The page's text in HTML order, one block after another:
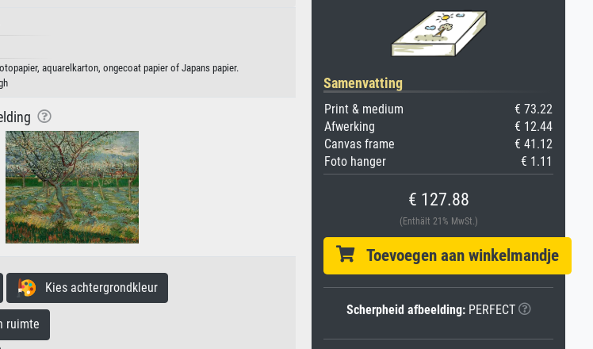
aquarelkarton, ongecoat papier of Japans papier.
Kies achtergrondkleur
ruimte
Samenvatting
Print & medium
€ 73.22
Afwerking
€ 12.44
Canvas frame
€ 41.12
Foto hanger
€ 1.11
€ 127.88
(Enthält 21% MwSt.)
Toevoegen aan winkelmandje
Scherpheid afbeelding:PERFECT